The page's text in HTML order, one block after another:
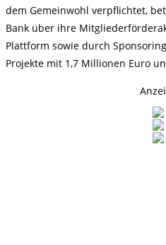
dem Gemeinwohl verpflichtet,
Bank über ihre
Plattform sowie durch
Projekte mit 1,7 Millionen Euro